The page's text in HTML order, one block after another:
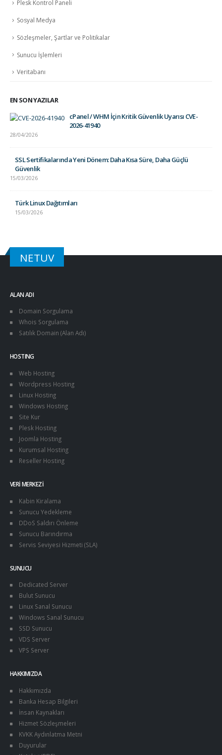
Plesk Kontrol Paneli
Sosyal Medya
Sözleşmeler, Şartlar ve Politikalar
Sunucu İşlemleri
Veritabanı
EN SON YAZILAR
cPanel / WHM İçin Kritik Güvenlik Uyarısı CVE-
2026-41940
28/04/2026
SSL Sertifikalarında Yeni Dönem: Daha Kısa Süre, Daha Güçlü
Güvenlik
15/03/2026
Türk Linux Dağıtımları
15/03/2026
NETUV
ALAN ADI
Domain Sorgulama
Whois Sorgulama
Satılık Domain (Alan Adı)
HOSTING
Web Hosting
Wordpress Hosting
Linux Hosting
Windows Hosting
Site Kur
Plesk Hosting
Joomla Hosting
Kurumsal Hosting
Reseller Hosting
VERI MERKEZI
Kabin Kiralama
Sunucu Yedekleme
DDoS Saldırı Önleme
Sunucu Barındırma
Servis Seviyesi Hizmeti (SLA)
SUNUCU
Dedicated Server
Bulut Sunucu
Linux Sanal Sunucu
Windows Sanal Sunucu
SSD Sunucu
VDS Server
VPS Server
HAKKIMIZDA
Hakkımızda
Banka Hesap Bilgileri
İnsan Kaynakları
Hizmet Sözleşmeleri
KVKK Aydınlatma Metni
Duyurular